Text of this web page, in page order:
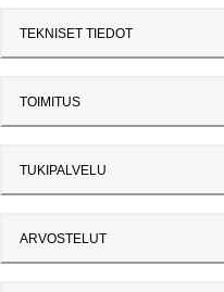
TEKNISET TIEDOT
TOIMITUS
TUKIPALVELU
ARVOSTELUT